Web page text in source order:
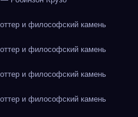
и философский камень
и философский камень
и философский камень
и философский камень